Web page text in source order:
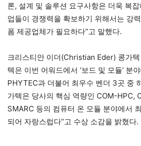
론, 설계 및 솔루션 요구사항은 더욱 복
업들이 경쟁력을 확보하기 위해서는 강
폼 제공업체가 필요하다”고 말했다.
크리스티안 이더(Christian Eder) 콩가
텍은 이번 어워드에서 ‘보드 및 모듈’ 분
PHYTEC과 더불어 최우수 벤더 3곳 중
가텍은 당사의 핵심 역량인 COM-HPC,
SMARC 등의 컴퓨터 온 모듈 분야에서
되어 자랑스럽다”고 수상 소감을 밝혔다.